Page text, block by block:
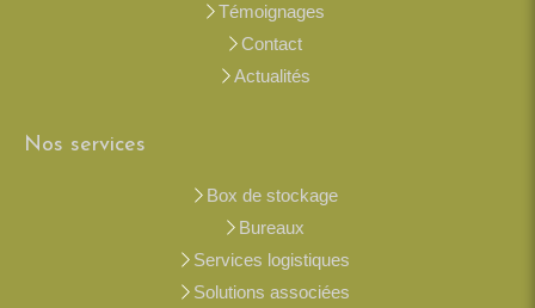
Témoignages
Contact
Actualités
Nos services
Box de stockage
Bureaux
Services logistiques
Solutions associées